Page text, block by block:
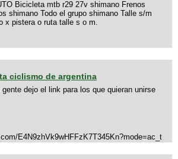
Bicicleta mtb r29 27v shimano Frenos
shimano Todo el grupo shimano Talle s/m
x pistera o ruta talle s o m.
ciclismo de argentina
gente dejo el link para los que quieran unirse
E4N9zhVk9wHFFzK7T345Kn?mode=ac_t